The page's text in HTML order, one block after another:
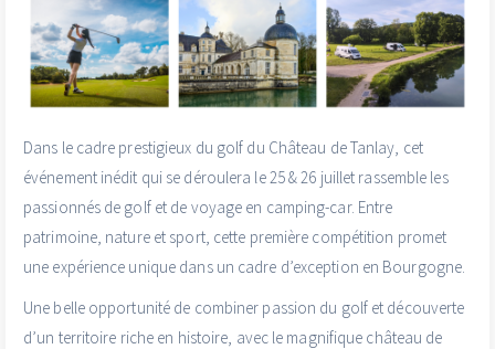
Dans le cadre prestigieux du golf du Château de Tanlay, cet
événement inédit qui se déroulera le 25 & 26 juillet rassemble les
passionnés de golf et de voyage en camping-car. Entre
patrimoine, nature et sport, cette première compétition promet
une expérience unique dans un cadre d’exception en Bourgogne.
Une belle opportunité de combiner passion du golf et découverte
d’un territoire riche en histoire, avec le magnifique château de